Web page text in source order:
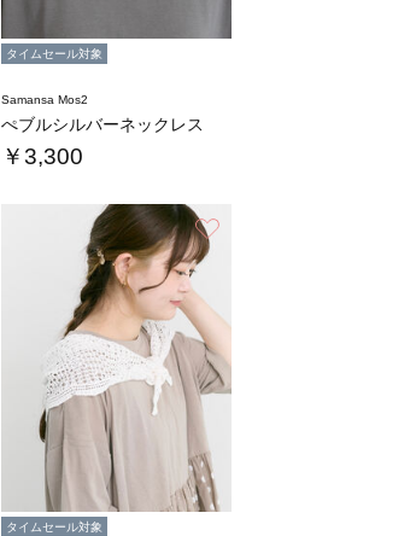
タイムセール対象
Samansa Mos2
ぺブルシルバーネックレス
￥3,300
タイムセール対象